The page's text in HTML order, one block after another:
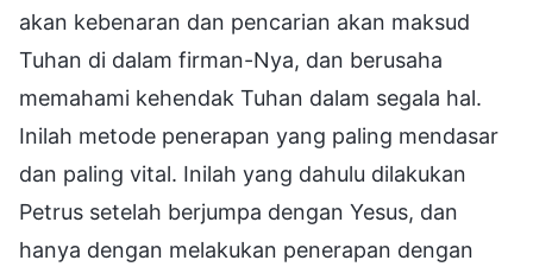
akan kebenaran dan pencarian akan maksud
Tuhan di dalam firman-Nya, dan berusaha
memahami kehendak Tuhan dalam segala hal.
Inilah metode penerapan yang paling mendasar
dan paling vital. Inilah yang dahulu dilakukan
Petrus setelah berjumpa dengan Yesus, dan
hanya dengan melakukan penerapan dengan